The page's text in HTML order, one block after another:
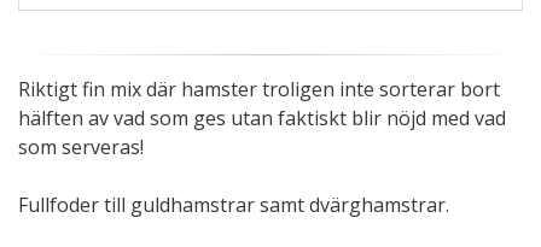
Riktigt fin mix där hamster troligen inte sorterar bort
hälften av vad som ges utan faktiskt blir nöjd med vad
som serveras!
Fullfoder till guldhamstrar samt dvärghamstrar.